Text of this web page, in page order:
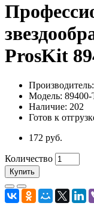
ProsKit
Производитель:
Модель: 89400-
Наличие: 202
Готов к
172 руб.
Количество
Купить